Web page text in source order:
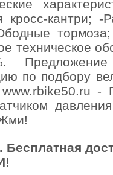
кросс-кантри;
тормоза;
техническое
Предложение
по подбору
-